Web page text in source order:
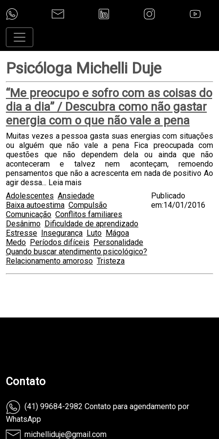
Psicóloga Michelli Duje
“Me preocupo e sofro com as coisas do
dia a dia” / Descubra como não gastar
energia com o que não vale a pena
Muitas vezes a pessoa gasta suas energias com situações
ou alguém que não vale a pena Fica preocupada com
questões que não dependem dela ou ainda que não
aconteceram e talvez nem aconteçam, remoendo
pensamentos que não a acrescenta em nada de positivo Ao
agir dessa... Leia mais
Adolescentes Ansiedade
Baixa autoestima Compulsão
Comunicação Conflitos familiares
Desânimo Dificuldade de aprendizado
Estresse Insegurança Luto Mágoa
Medo Períodos difíceis Personalidade
Quando buscar atendimento psicológico?
Relacionamento amoroso Tristeza
Publicado
em:14/01/2016
Contato
(41) 99684-2982 Contato para agendamento por
WhatsApp
michelliduje@gmail.com